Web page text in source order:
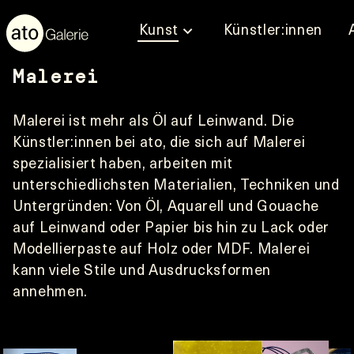
Kunst Künstler:innen
Malerei
Malerei ist mehr als Öl auf Leinwand. Die
Künstler:innen bei ato, die sich auf Malerei
spezialisiert haben, arbeiten mit
unterschiedlichsten Materialien, Techniken und
Untergründen: Von Öl, Aquarell und Gouache
auf Leinwand oder Papier bis hin zu Lack oder
Modellierpaste auf Holz oder MDF. Malerei
kann viele Stile und Ausdrucksformen
annehmen.